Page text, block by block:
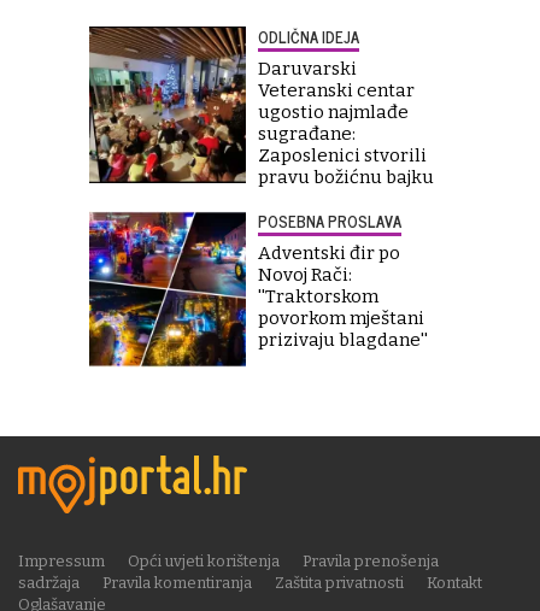
ODLIČNA IDEJA
Daruvarski
Veteranski centar
ugostio najmlađe
sugrađane:
Zaposlenici stvorili
pravu božićnu bajku
POSEBNA PROSLAVA
Adventski đir po
Novoj Rači:
''Traktorskom
povorkom mještani
prizivaju blagdane''
Impressum Opći uvjeti korištenja
Pravila prenošenja
sadržaja
Pravila komentiranja Zaštita privatnosti
Kontakt
Oglašavanje